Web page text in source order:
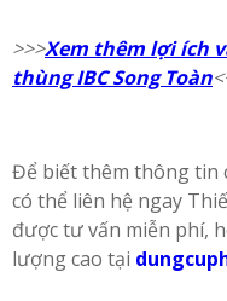
>>>Xem thêm lợi ích
thùng IBC Song Toàn
Để biết thêm thông tin
có thể liên hệ ngay
được tư vấn miễn phí,
lượng cao tại